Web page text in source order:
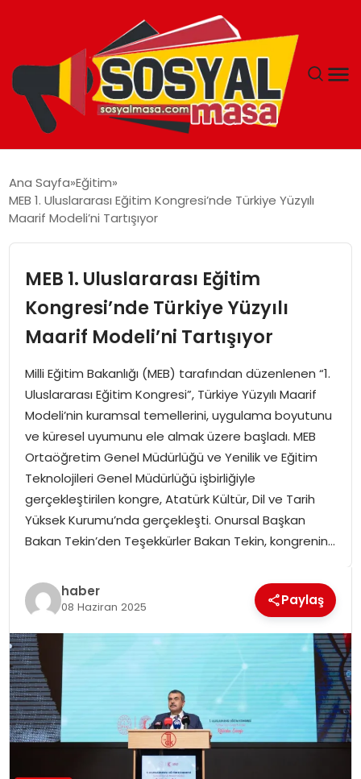
EKONOMI
EĞITIM
SPOR
GÜNDEM
MAGAZIN
Ana Sayfa Eğitim
MEB 1. Uluslararası Eğitim Kongresi’nde Türkiye Yüzyılı
Maarif Modeli’ni Tartışıyor
MEB 1. Uluslararası Eğitim
Kongresi’nde Türkiye Yüzyılı
Maarif Modeli’ni Tartışıyor
Milli Eğitim Bakanlığı (MEB) tarafından düzenlenen “1.
Uluslararası Eğitim Kongresi”, Türkiye Yüzyılı Maarif
Modeli’nin kuramsal temellerini, uygulama boyutunu
ve küresel uyumunu ele almak üzere başladı. MEB
Ortaöğretim Genel Müdürlüğü ve Yenilik ve Eğitim
Teknolojileri Genel Müdürlüğü işbirliğiyle
gerçekleştirilen kongre, Atatürk Kültür, Dil ve Tarih
Yüksek Kurumu’nda gerçekleşti. Onursal Başkan
Bakan Tekin’den Teşekkürler Bakan Tekin, kongrenin…
haber
08 Haziran 2025 Paylaş